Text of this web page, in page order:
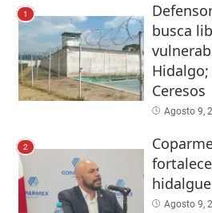
1
busca
Ceresos
Agosto 9,
2
Agosto 9,